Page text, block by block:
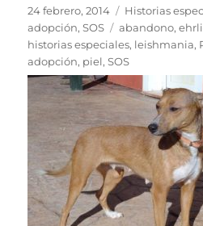
Publicado
el
24 febrero, 2014 Categorías
Historias
adopción,SOS Etiquetas
abandono,
historias especiales, leishmania,
adopción, piel,SOS